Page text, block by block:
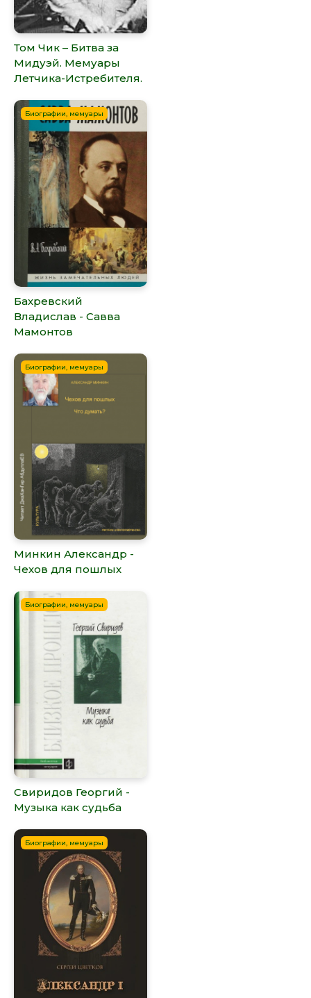
Том Чик – Битва за
Мидуэй. Мемуары
Летчика-Истребителя.
Биографии, мемуары
Бахревский
Владислав - Савва
Мамонтов
Биографии, мемуары
Минкин Александр -
Чехов для пошлых
Биографии, мемуары
Свиридов Георгий -
Музыка как судьба
Биографии, мемуары